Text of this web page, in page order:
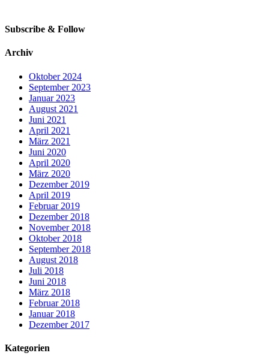
Subscribe & Follow
Archiv
Oktober 2024
September 2023
Januar 2023
August 2021
Juni 2021
April 2021
März 2021
Juni 2020
April 2020
März 2020
Dezember 2019
April 2019
Februar 2019
Dezember 2018
November 2018
Oktober 2018
September 2018
August 2018
Juli 2018
Juni 2018
März 2018
Februar 2018
Januar 2018
Dezember 2017
Kategorien